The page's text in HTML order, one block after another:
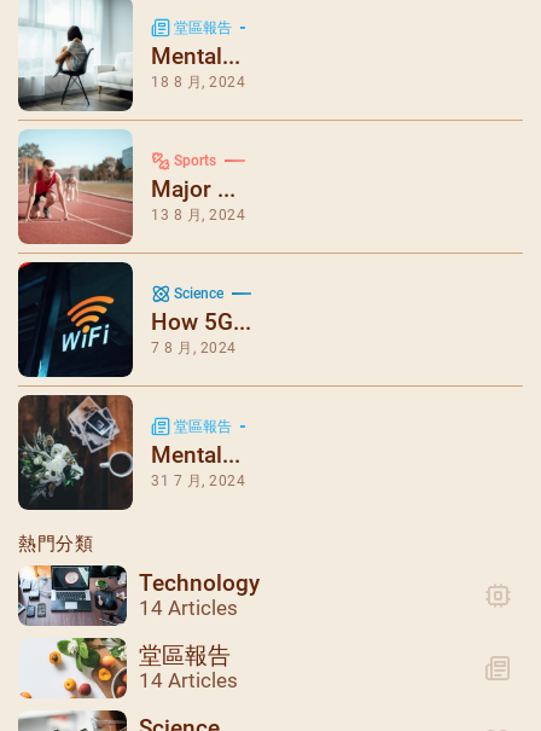
堂區報告
Mental...
18 8 月, 2024
Sports
Major ...
13 8 月, 2024
Science
How 5G...
7 8 月, 2024
堂區報告
Mental...
31 7 月, 2024
熱門分類
Technology
14 Articles
堂區報告
14 Articles